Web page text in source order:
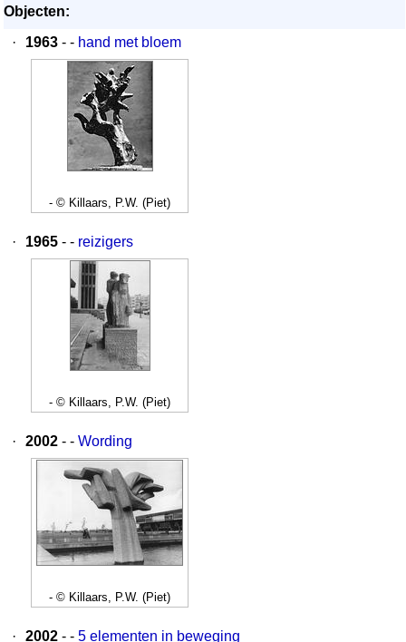
Objecten:
·
1963 - - hand met bloem
- © Killaars, P.W. (Piet)
· 1965 - - reizigers
- © Killaars, P.W. (Piet)
· 2002 - - Wording
- © Killaars, P.W. (Piet)
· 2002 - - 5 elementen in beweging